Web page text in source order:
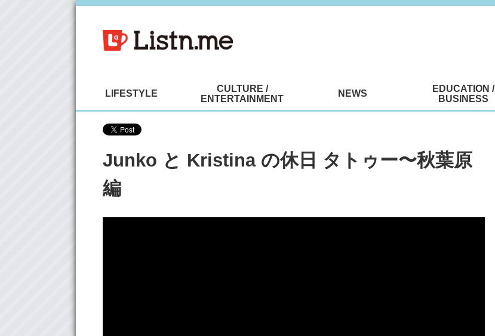
LIFESTYLE
CULTURE /
ENTERTAINMENT
NEWS
EDUCATION /
BUSINESS
Junko と Kristina の休日 タトゥー〜秋葉原
編